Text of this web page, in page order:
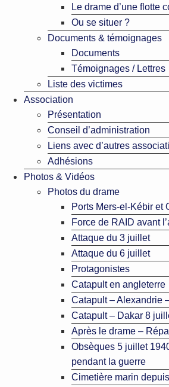
Le drame d’une flotte
Ou se situer ?
Documents & témoignages
Documents
Témoignages / Lettres
Liste des victimes
Association
Présentation
Conseil d’administration
Liens avec d’autres
Adhésions
Photos & Vidéos
Photos du drame
Ports Mers-el-Kébir et
Force de RAID avant
Attaque du 3 juillet
Attaque du 6 juillet
Protagonistes
Catapult en angleterre
Catapult – Alexandrie
Catapult – Dakar 8
Après le drame –
Obsèques 5 juillet
pendant la guerre
Cimetière marin